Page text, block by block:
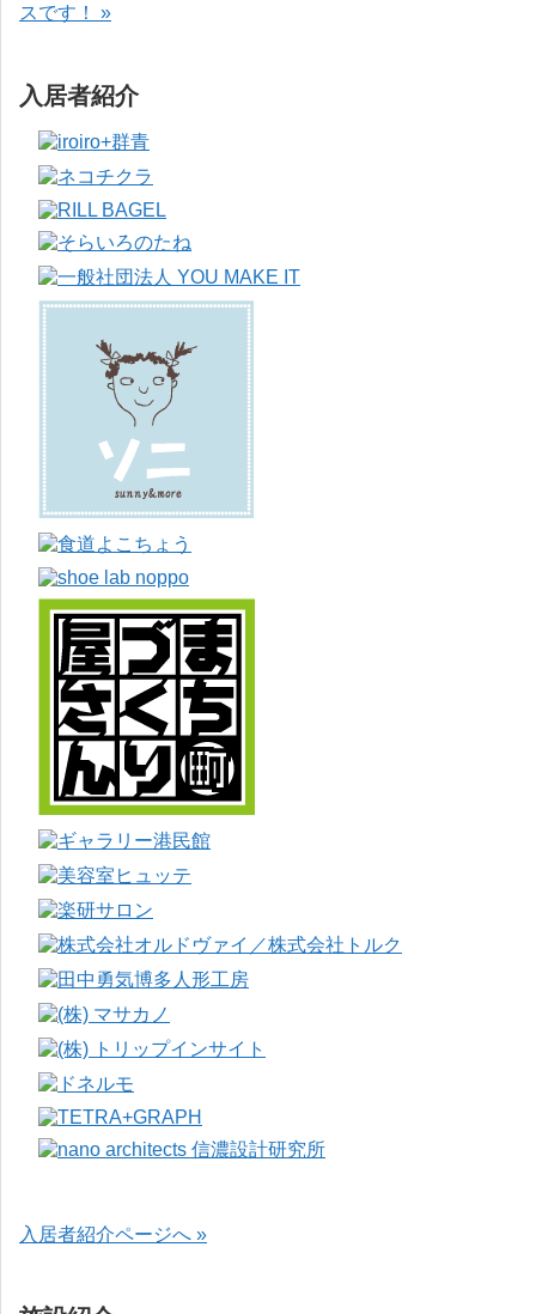
スです！ »
入居者紹介
入居者紹介ページへ »